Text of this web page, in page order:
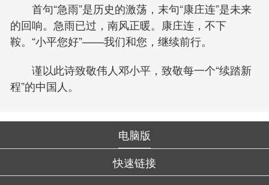
首句“急雨”是历史的激荡，末句“康庄连”是未来
的回响。急雨已过，南风正暖。康庄连，不下
鞍。“小平您好”——我们和您，继续前行。
谨以此诗致敬伟人邓小平，致敬每一个“续踏新
程”的中国人。
电脑版
快速链接